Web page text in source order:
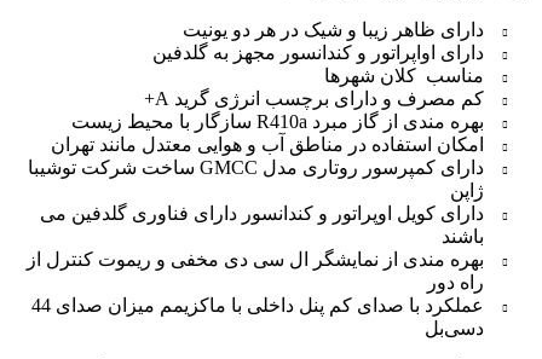
دارای ظاهر زیبا و شیک در هر دو یونیت
دارای اواپراتور و کندانسور مجهز به گلدفین
مناسب کلان شهرها
کم مصرف و دارای برچسب انرژی گرید A+
بهره مندی از گاز مبرد R410a سازگار با محیط زیست
امکان استفاده در مناطق آب و هوایی معتدل مانند تهران
دارای کمپرسور روتاری مدل GMCC ساخت شرکت توشیبا
ژاپن
دارای کویل اوپراتور و کندانسور دارای فناوری گلدفین می
باشند
بهره مندی از نمایشگر ال سی دی مخفی و ریموت کنترل از
راه دور
عملکرد با صدای کم پنل داخلی با ماکزیمم میزان صدای 44
دسی‌بل